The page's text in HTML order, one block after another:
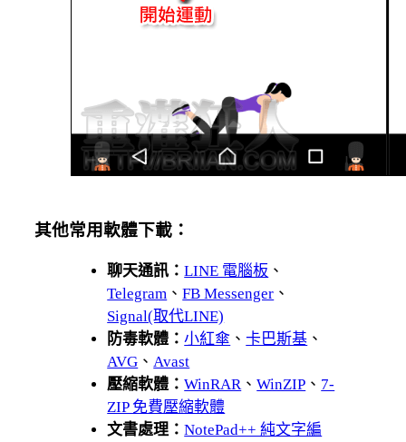
其他常用軟體下載：
聊天通訊：LINE 電腦板 、
Telegram 、FB Messenger 、
Signal(取代LINE)
防毒軟體：小紅傘 、卡巴斯基 、
AVG 、 Avast
壓縮軟體：WinRAR 、WinZIP 、 7-
ZIP 免費壓縮軟體
文書處理：NotePad++ 純文字編